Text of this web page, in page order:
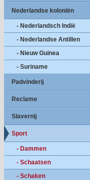
Nederlandse koloniën
- Nederlandsch Indië
- Nederlandse Antillen
- Nieuw Guinea
- Suriname
Padvinderij
Reclame
Slavernij
Sport
- Dammen
- Schaatsen
- Schaken